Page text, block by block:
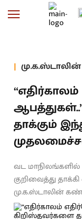
மு.க.ஸ்டாலின்
தாக்கும்
வட
குறிவைத்து
மு.க.ஸ்டாலின்